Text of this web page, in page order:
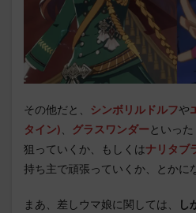
その他だと、 シンボリルドルフや
タイン)
グラスワンダーといった
狙っていくか、もしくはナリタブ
持ち主で頑張っていくか、とかに
まあ、差しウマ娘に関しては、 し